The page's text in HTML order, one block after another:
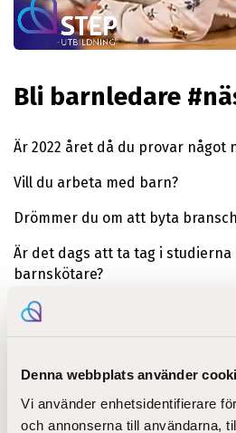
Denna webbplats använder
Vi använder enhetsidentifierare
och annonserna till användarna,
Bli barnledare
Är 2022 året då du provar något
Vill du arbeta med barn?
Drömmer du om att byta
Är det dags att ta tag i
barnskötare?
Om du svarade ja på två eller
Med en grundexamen i
handledning,
småbarnspedagogik och